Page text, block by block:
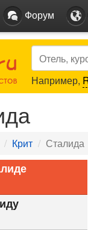
Форум
Search
Например,
Крит Сталида